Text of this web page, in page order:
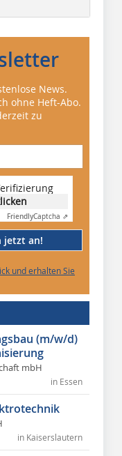
News.
ohne Heft-Abo.
zu
FriendlyCaptcha ⇗
jetzt an!
und erhalten Sie
(m/w/d)
mbH
in Essen
in Kaiserslautern